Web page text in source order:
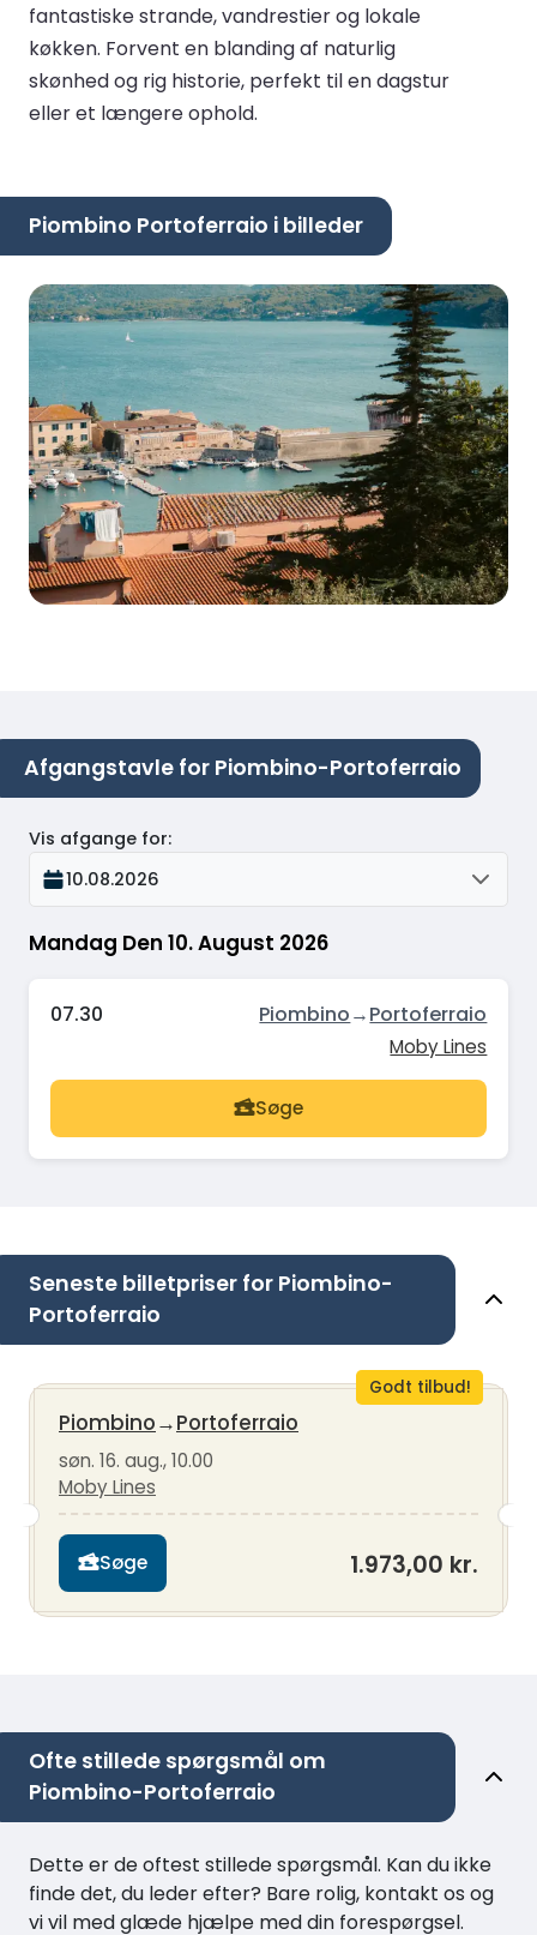
fantastiske strande, vandrestier og lokale
køkken. Forvent en blanding af naturlig
skønhed og rig historie, perfekt til en dagstur
eller et længere ophold.
Piombino Portoferraio i billeder
Afgangstavle for Piombino-Portoferraio
Mandag Den 10. August 2026
Vis afgange for:
10.08.2026
07.30 Piombino→Portoferraio
Moby Lines
Søge
Seneste billetpriser for Piombino-
Portoferraio
Godt tilbud!
Piombino→Portoferraio
søn. 16. aug., 10.00
Moby Lines
Søge 1.973,00 kr.
Ofte stillede spørgsmål om
Piombino-Portoferraio
Dette er de oftest stillede spørgsmål. Kan du ikke
finde det, du leder efter? Bare rolig, kontakt os og
vi vil med glæde hjælpe med din forespørgsel.